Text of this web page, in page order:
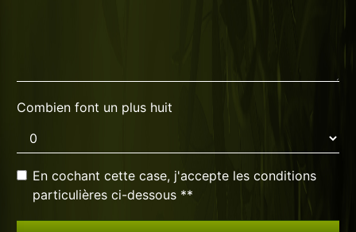
Combien font un plus huit
En cochant cette case, j'accepte les conditions
particulières ci-dessous **